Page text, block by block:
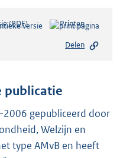
(PDF)b
n
d
s
g
r
o
Printen
Delen
publicatie
gepubliceerd door
Welzijn en
type AMvB en heeft